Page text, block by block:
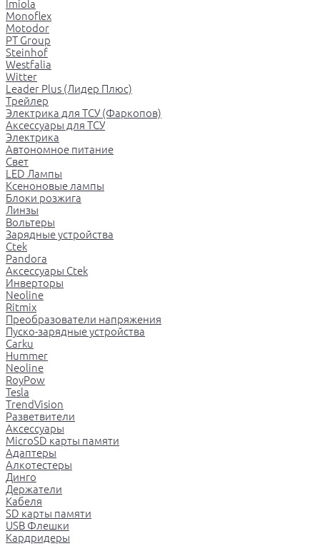
Imiola
Monoflex
Motodor
PT Group
Steinhof
Westfalia
Witter
Leader Plus (Лидер Плюс)
Трейлер
Электрика для ТСУ (Фаркопов)
Аксессуары для ТСУ
Электрика
Автономное питание
Свет
LED Лампы
Ксеноновые лампы
Блоки розжига
Линзы
Вольтеры
Зарядные устройства
Ctek
Pandora
Аксессуары Ctek
Инверторы
Neoline
Ritmix
Преобразователи напряжения
Пуско-зарядные устройства
Carku
Hummer
Neoline
RoyPow
Tesla
TrendVision
Разветвители
Аксессуары
MicroSD карты памяти
Адаптеры
Алкотестеры
Динго
Держатели
Кабеля
SD карты памяти
USB Флешки
Кардридеры